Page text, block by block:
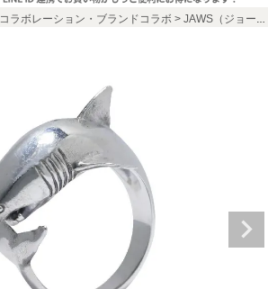
コラボレーション・ブランドコラボ JAWS（ジョーズ）